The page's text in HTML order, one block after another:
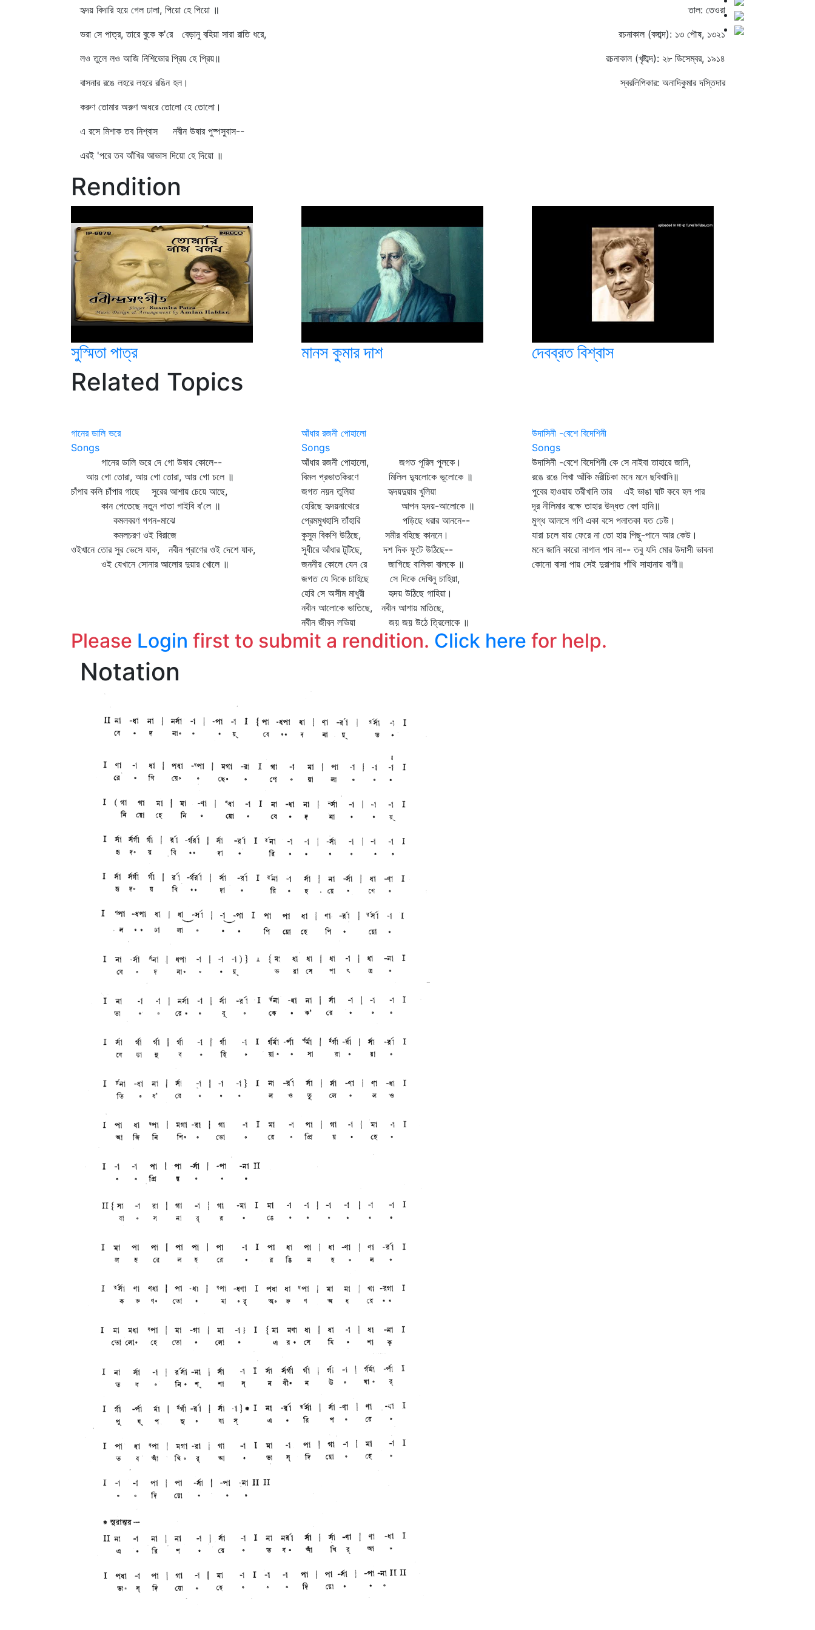
হৃদয় বিদারি হয়ে গেল ঢালা, পিয়ো হে পিয়ো ॥
ভরা সে পাত্র, তারে বুকে ক'রে বেড়ানু বহিয়া সারা রাতি ধরে,
লও তুলে লও আজি নিশিভোর প্রিয় হে প্রিয়॥
বাসনার রঙে লহরে লহরে রঙিন হল।
করুণ তোমার অরুণ অধরে তোলো হে তোলো।
এ রসে মিশাক তব নিশ্বাস নবীন উষার পুষ্পসুবাস--
এরই 'পরে তব আঁখির আভাস দিয়ো হে দিয়ো ॥
তাল: তেওরা
রচনাকাল (বঙ্গাব্দ): ১৩ পৌষ, ১৩২১
রচনাকাল (খৃষ্টাব্দ): ২৮ ডিসেম্বর, ১৯১৪
স্বরলিপিকার: অনাদিকুমার দস্তিদার
Rendition
সুস্মিতা পাত্র মানস কুমার দাশ দেবব্রত বিশ্বাস
Related Topics
গানের ডালি ভরে
Songs
গানের ডালি ভরে দে গো উষার কোলে--
আয় গো তোরা, আয় গো তোরা, আয় গো চলে ॥
চাঁপার কলি চাঁপার গাছে সুরের আশায় চেয়ে আছে,
কান পেতেছে নতুন পাতা গাইবি ব'লে ॥
কমলবরণ গগন-মাঝে
কমলচরণ ওই বিরাজে
ওইখানে তোর সুর ভেসে যাক, নবীন প্রাণের ওই দেশে যাক,
ওই যেখানে সোনার আলোর দুয়ার খোলে ॥
আঁধার রজনী পোহালো
Songs
আঁধার রজনী পোহালো, জগত পূরিল পুলকে।
বিমল প্রভাতকিরণে মিলিল দ্যুলোকে ভূলোকে ॥
জগত নয়ন তুলিয়া হৃদয়দুয়ার খুলিয়া
হেরিছে হৃদয়নাথেরে আপন হৃদয়-আলোকে ॥
প্রেমমুখহাসি তাঁহারি পড়িছে ধরার আননে--
কুসুম বিকশি উঠিছে, সমীর বহিছে কাননে।
সুধীরে আঁধার টুটিছে, দশ দিক ফুটে উঠিছে--
জননীর কোলে যেন রে জাগিছে বালিকা বালকে ॥
জগত যে দিকে চাহিছে সে দিকে দেখিনু চাহিয়া,
হেরি সে অসীম মাধুরী হৃদয় উঠিছে গাহিয়া।
নবীন আলোকে ভাতিছে, নবীন আশায় মাতিছে,
নবীন জীবন লভিয়া জয় জয় উঠে ত্রিলোকে ॥
উদাসিনী -বেশে বিদেশিনী
Songs
উদাসিনী -বেশে বিদেশিনী কে সে নাইবা তাহারে জানি,
রঙে রঙে লিখা আঁকি মরীচিকা মনে মনে ছবিখানি॥
পুবের হাওয়ায় তরীখানি তার এই ভাঙা ঘাট কবে হল পার
দূর নীলিমার বক্ষে তাহার উদ্ধত বেগ হানি॥
মুগ্ধ আলসে গণি একা বসে পলাতকা যত ঢেউ।
যারা চলে যায় ফেরে না তো হায় পিছু-পানে আর কেউ।
মনে জানি কারো নাগাল পাব না-- তবু যদি মোর উদাসী ভাবনা
কোনো বাসা পায় সেই দুরাশায় গাঁথি সাহানায় বাণী॥
Please Login first to submit a rendition. Click here for help.
Notation